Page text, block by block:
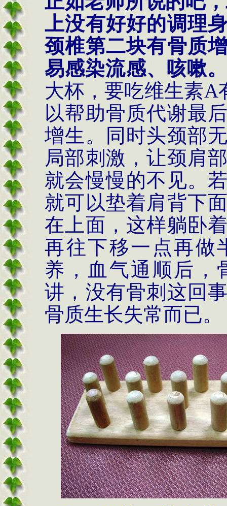
上没有好好的调理
颈椎第二块有骨质
易感染流感、咳嗽
大杯，要吃维生素A
以帮助骨质代谢最
增生。同时头颈部
局部刺激，让颈肩
就会慢慢的不见。
就可以垫着肩背下
在上面，这样躺卧
再往下移一点再做
养，血气通顺后，
讲，没有骨刺这回
骨质生长失常而已。